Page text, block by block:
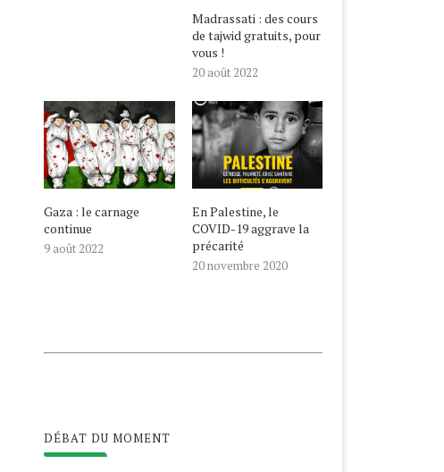
Madrassati : des cours
de tajwid gratuits, pour
vous !
20 août 2022
Gaza : le carnage
continue
9 août 2022
En Palestine, le
COVID-19 aggrave la
précarité
20 novembre 2020
DÉBAT DU MOMENT